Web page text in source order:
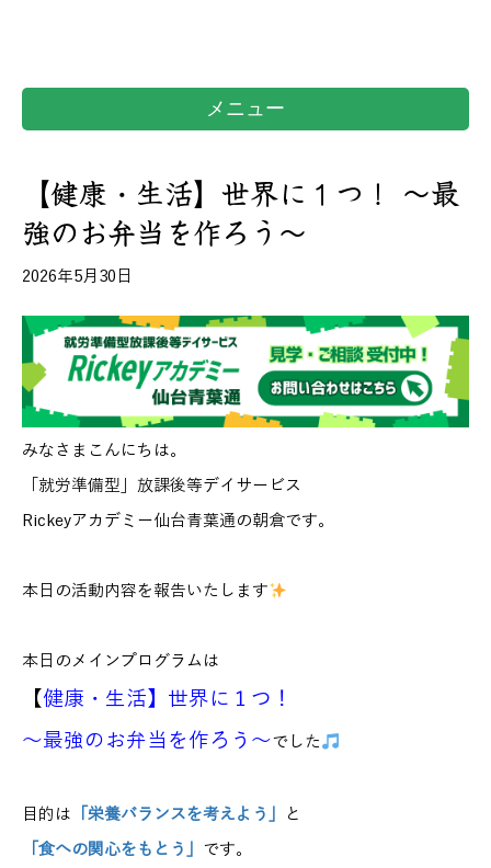
メニュー
【健康・生活】世界に１つ！ ～最
強のお弁当を作ろう～
2026年5月30日
みなさまこんにちは。
「就労準備型」放課後等デイサービス
Rickeyアカデミー仙台青葉通の朝倉です。
本日の活動内容を報告いたします
本日のメインプログラムは
【健康・生活】世界に１つ！
～最強のお弁当を作ろう～でした
目的は 「栄養バランスを考えよう」
と
「食への関心をもとう」
です。